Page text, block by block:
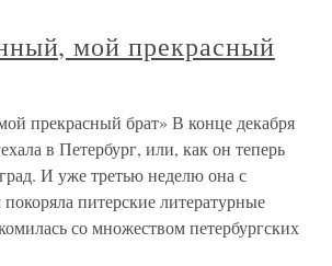
мой прекрасный
прекрасный брат» В конце декабря
в Петербург, или, как он теперь
И уже третью неделю она с
питерские литературные
со множеством петербургских